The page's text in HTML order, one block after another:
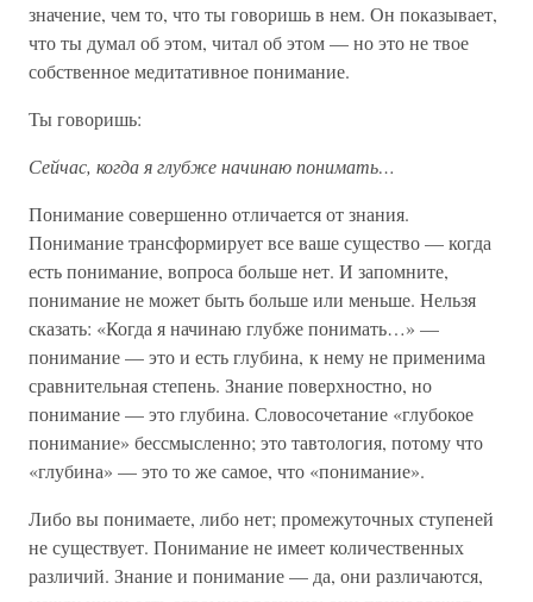
значение, чем то, что ты говоришь в нем. Он показывает,
что ты думал об этом, читал об этом — но это не твое
собственное медитативное понимание.
Ты говоришь:
Сейчас, когда я глубже начинаю понимать…
Понимание совершенно отличается от знания.
Понимание трансформирует все ваше существо — когда
есть понимание, вопроса больше нет. И запомните,
понимание не может быть больше или меньше. Нельзя
сказать: «Когда я начинаю глубже понимать…» —
понимание — это и есть глубина, к нему не применима
сравнительная степень. Знание поверхностно, но
понимание — это глубина. Словосочетание «глубокое
понимание» бессмысленно; это тавтология, потому что
«глубина» — это то же самое, что «понимание».
Либо вы понимаете, либо нет; промежуточных ступеней
не существует. Понимание не имеет количественных
различий. Знание и понимание — да, они различаются,